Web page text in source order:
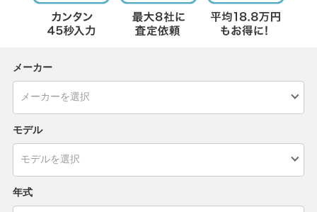
メーカー
モデル
年式